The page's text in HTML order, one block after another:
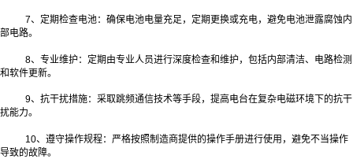
7、定期检查电池：确保电池电量充足，定期更换或充电，避免电池泄露腐蚀内
部电路。
8、专业维护：定期由专业人员进行深度检查和维护，包括内部清洁、电路检测
和软件更新。
9、抗干扰措施：采取跳频通信技术等手段，提高电台在复杂电磁环境下的抗干
扰能力。
10、遵守操作规程：严格按照制造商提供的操作手册进行使用，避免不当操作
导致的故障。